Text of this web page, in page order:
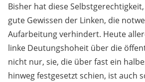
Bisher hat diese
gute Gewissen der Linken, die
Aufarbeitung verhindert. Heute
linke Deutungshoheit über die
nicht nur, sie, die über fast ein
hinweg festgesetzt schien, ist auch